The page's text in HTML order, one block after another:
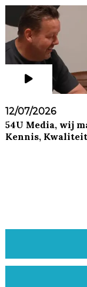
12/07/2026
54U Media, wij
Kennis,